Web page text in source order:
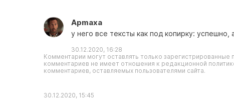
Apmaxa
у него все тексты как под копирку: успешно,
30.12.2020, 16:28
Комментарии могут оставлять только
комментариев не имеет отношения к редакционной
комментариев, оставляемых пользователями сайта.
30.12.2020, 15:45